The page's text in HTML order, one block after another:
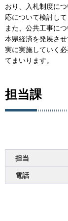
おり、入札制度に
応について検討して
また、公共工事に
本県経済を発展さ
実に実施していく
てまいります。
担当課
担当
電話